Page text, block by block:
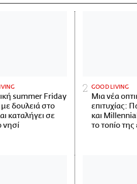
summer Friday
με δουλειά στο
καταλήγει σε
νησί
GOOD LIVING
Μια νέα
επιτυχίας:
και
το τοπίο της